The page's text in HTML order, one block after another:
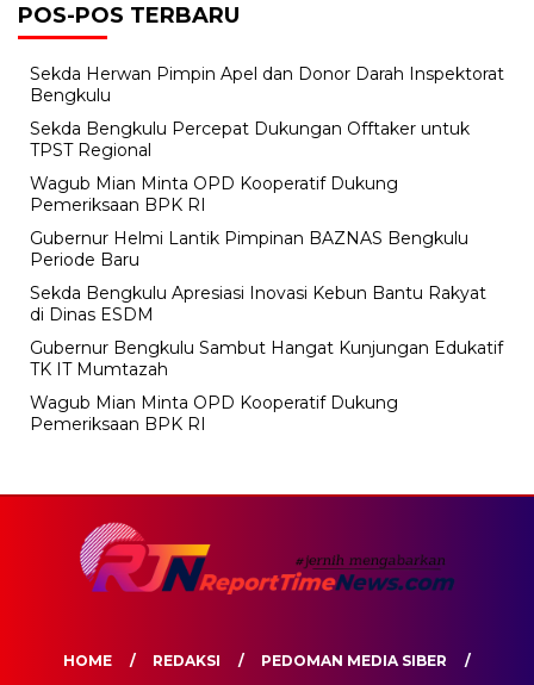
POS-POS TERBARU
Sekda Herwan Pimpin Apel dan Donor Darah Inspektorat
Bengkulu
Sekda Bengkulu Percepat Dukungan Offtaker untuk
TPST Regional
Wagub Mian Minta OPD Kooperatif Dukung
Pemeriksaan BPK RI
Gubernur Helmi Lantik Pimpinan BAZNAS Bengkulu
Periode Baru
Sekda Bengkulu Apresiasi Inovasi Kebun Bantu Rakyat
di Dinas ESDM
Gubernur Bengkulu Sambut Hangat Kunjungan Edukatif
TK IT Mumtazah
Wagub Mian Minta OPD Kooperatif Dukung
Pemeriksaan BPK RI
HOME REDAKSI
PEDOMAN MEDIA SIBER